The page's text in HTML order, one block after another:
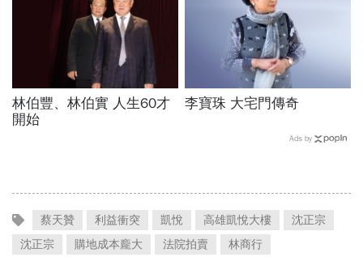
林伯豐、林伯實 人生60才
開始
李寶珠 大宅門傳奇
Ads by
蔡天贊 利益衝突 凱悅 高雄凱悅大樓
沈正宗
沈正宗
購地成本龐大 法院拍賣
林商行